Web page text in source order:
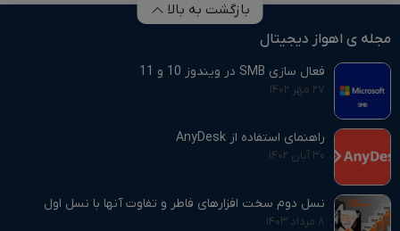
بازگشت به بالا
مجله ی اهواز دیجیتال
فعال سازی SMB در ویندوز 10 و 11
۲۷ مهر ۱۴۰۲
راهنمای استفاده از AnyDesk
۳۰ آبان ۱۴۰۲
نسل دوم سخت افزارهای فاطر و تفاوت آنها با نسل اول
۸ مرداد ۱۴۰۳